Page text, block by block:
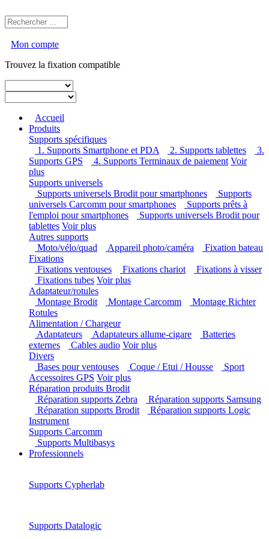
Mon compte
Trouvez la fixation compatible
Accueil
Produits
Supports spécifiques
1. Supports Smartphone et PDA
2. Supports tablettes
3. Supports GPS
4. Supports Terminaux de paiement Voir
plus
Supports universels
Supports universels Brodit pour smartphones
Supports
universels Carcomm pour smartphones
Supports prêts à
l'emploi pour smartphones
Supports universels Brodit pour
tablettes Voir plus
Autres supports
Moto/vélo/quad
Appareil photo/caméra
Fixation
bateau
Fixations
Fixations ventouses
Fixations chariot
visser
Fixations tubes
Adaptateur/rotules
Montage Brodit
Rotules
Alimentation / Chargeur
Adaptateurs
Adaptateurs allume-cigare
externes
Divers
Bases pour ventouses
Coque / Etui / Housse
Accessoires GPS Voir plus
Réparation produits Brodit
Réparation supports Zebra
Réparation supports Samsung
Réparation supports Brodit
Instrument
Supports Carcomm
Supports Multibasys